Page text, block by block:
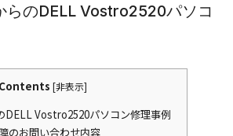
らのDELL Vostro2520パソコ
Contents [非表示]
DELL Vostro2520パソコン修理事例
のお問い合わせ内容